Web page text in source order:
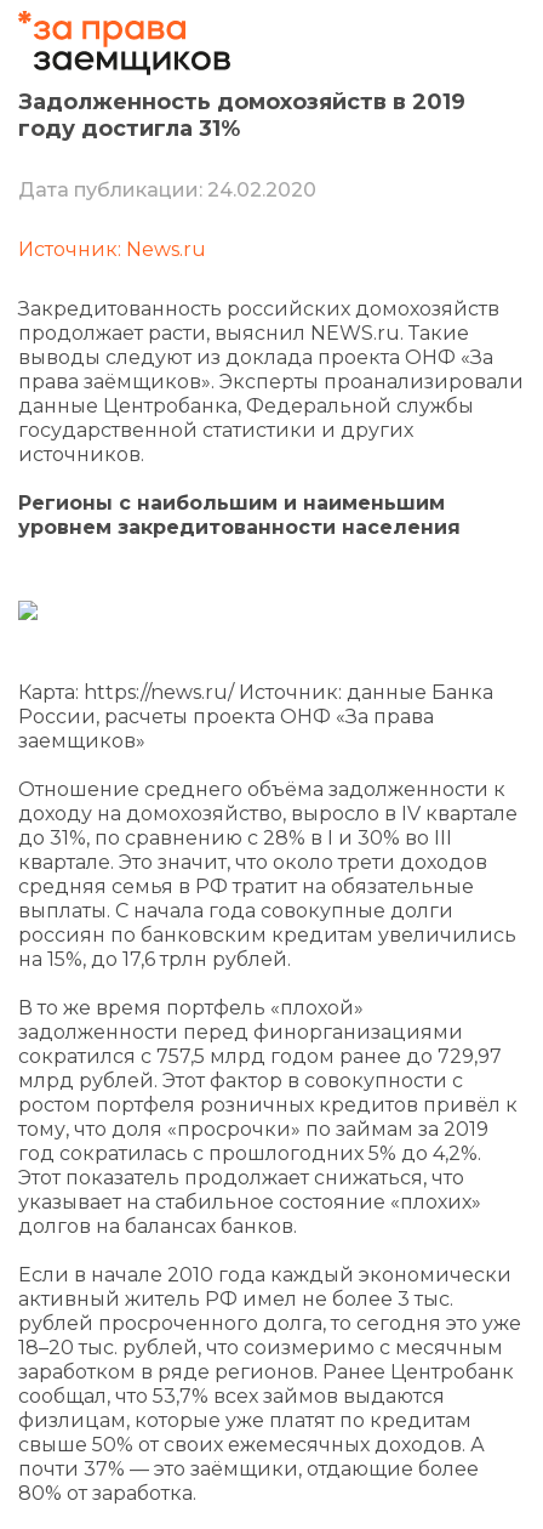
Задолженность домохозяйств в 2019
году достигла 31%
Дата публикации: 24.02.2020
Источник: News.ru
Закредитованность российских домохозяйств
продолжает расти, выяснил NEWS.ru. Такие
выводы следуют из доклада проекта ОНФ «За
права заёмщиков». Эксперты проанализировали
данные Центробанка, Федеральной службы
государственной статистики и других
источников.
Регионы с наибольшим и наименьшим
уровнем закредитованности населения
Карта: https://news.ru/ Источник: данные Банка
России, расчеты проекта ОНФ «За права
заемщиков»
Отношение среднего объёма задолженности к
доходу на домохозяйство, выросло в IV квартале
до 31%, по сравнению с 28% в I и 30% во III
квартале. Это значит, что около трети доходов
средняя семья в РФ тратит на обязательные
выплаты. С начала года совокупные долги
россиян по банковским кредитам увеличились
на 15%, до 17,6 трлн рублей.
В то же время портфель «плохой»
задолженности перед финорганизациями
сократился с 757,5 млрд годом ранее до 729,97
млрд рублей. Этот фактор в совокупности с
ростом портфеля розничных кредитов привёл к
тому, что доля «просрочки» по займам за 2019
год сократилась с прошлогодних 5% до 4,2%.
Этот показатель продолжает снижаться, что
указывает на стабильное состояние «плохих»
долгов на балансах банков.
Если в начале 2010 года каждый экономически
активный житель РФ имел не более 3 тыс.
рублей просроченного долга, то сегодня это уже
18–20 тыс. рублей, что соизмеримо с месячным
заработком в ряде регионов. Ранее Центробанк
сообщал, что 53,7% всех займов выдаются
физлицам, которые уже платят по кредитам
свыше 50% от своих ежемесячных доходов. А
почти 37% — это заёмщики, отдающие более
80% от заработка.